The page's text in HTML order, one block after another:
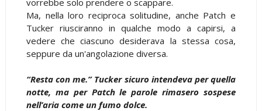
Ma, nella loro reciproca solitudine, anche Patch e
Tucker riusciranno in qualche modo a capirsi, a
vedere che ciascuno desiderava la stessa cosa,
seppure da un'angolazione diversa.
“Resta con me.” Tucker sicuro intendeva per quella
notte, ma per Patch le parole rimasero sospese
nell’aria come un fumo dolce.